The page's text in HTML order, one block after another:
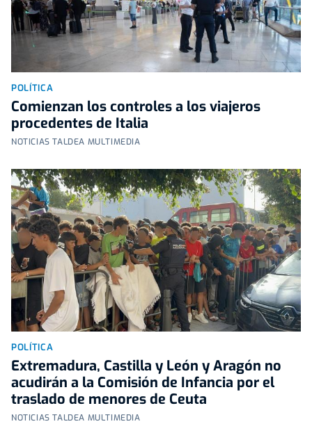
POLÍTICA
Comienzan los controles a los viajeros
procedentes de Italia
NOTICIAS TALDEA MULTIMEDIA
POLÍTICA
Extremadura, Castilla y León y Aragón no
acudirán a la Comisión de Infancia por el
traslado de menores de Ceuta
NOTICIAS TALDEA MULTIMEDIA